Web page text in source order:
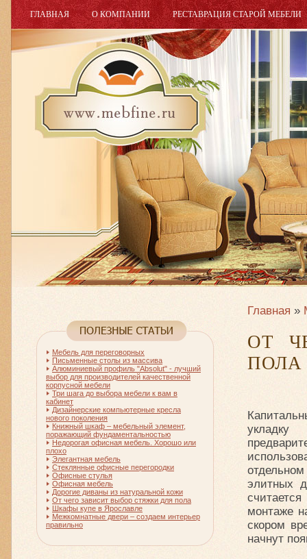
ГЛАВНАЯ О КОМПАНИИ РЕСТАВРАЦИЯ СТАРОЙ МЕБЕЛИ
Главная »
ОТ
ПОЛА
укладку
элитных
монтаже
скором
начнут
Мебель для переговорных
Письменные столы из массива
Алюминиевый профиль "Absolut" - лучший
выбор для производителей качественной
корпусной мебели
Три шага до выбора мебели к вам в
кабинет
Дизайнерские компьютерные кресла
нового поколения
Книжный шкаф – мебельный элемент,
поражающий фундаментальностью
Недорогая офисная мебель. Хорошо или
плохо
Элегантная мебель
Стеклянные офисные перегородки
Офисные стулья
Офисная мебель
Дорогие диваны из натуральной кожи
От чего зависит выбор стяжки для пола
Шкафы купе в Ярославле
Межкомнатные двери – создаем интерьер
правильно